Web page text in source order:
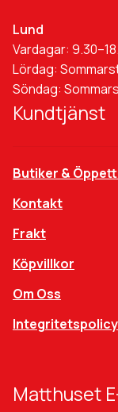
Lund
Vardagar:
Lördag:
Söndag:
Kundtjänst
Butiker &
Kontakt
Frakt
Köpvillkor
Om Oss
Integritetspolicy
Matthuset